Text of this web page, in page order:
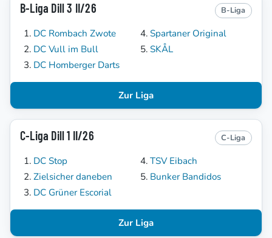
B-Liga Dill 3 II/26 B-Liga
DC Rombach Zwote
DC Vull im Bull
DC Homberger Darts
Spartaner Original
SKÅL
Zur Liga
C-Liga Dill 1 II/26 C-Liga
DC Stop
Zielsicher daneben
DC Grüner Escorial
TSV Eibach
Bunker Bandidos
Zur Liga